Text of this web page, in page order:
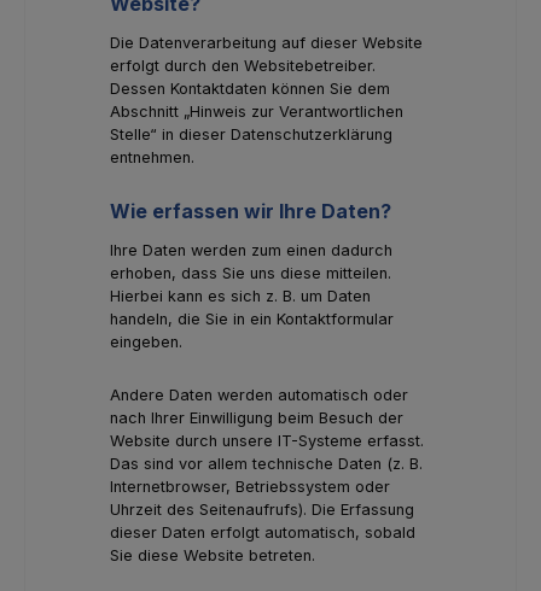
Die Datenverarbeitung auf dieser Website
erfolgt durch den Websitebetreiber.
Dessen Kontaktdaten können Sie dem
Abschnitt „Hinweis zur Verantwortlichen
Stelle“ in dieser Datenschutzerklärung
entnehmen.
Wie erfassen wir Ihre Daten?
Ihre Daten werden zum einen dadurch
erhoben, dass Sie uns diese mitteilen.
Hierbei kann es sich z. B. um Daten
handeln, die Sie in ein Kontaktformular
eingeben.
Andere Daten werden automatisch oder
nach Ihrer Einwilligung beim Besuch der
Website durch unsere IT-Systeme erfasst.
Das sind vor allem technische Daten (z. B.
Internetbrowser, Betriebssystem oder
Uhrzeit des Seitenaufrufs). Die Erfassung
dieser Daten erfolgt automatisch, sobald
Sie diese Website betreten.